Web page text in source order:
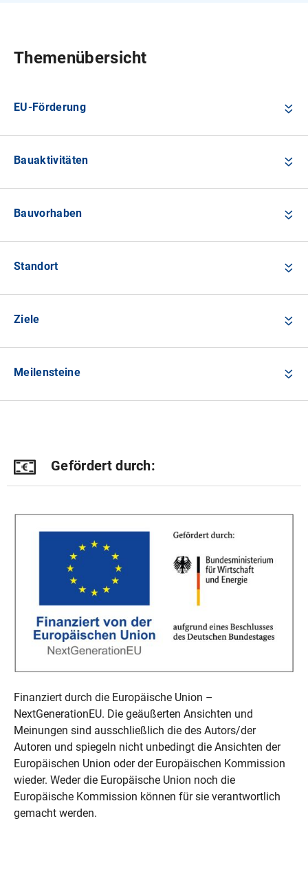
Themenübersicht
EU-Förderung
Bauaktivitäten
Bauvorhaben
Standort
Ziele
Meilensteine
Gefördert durch:
Finanziert durch die Europäische Union –
NextGenerationEU. Die geäußerten Ansichten und
Meinungen sind ausschließlich die des Autors/der
Autoren und spiegeln nicht unbedingt die Ansichten der
Europäischen Union oder der Europäischen Kommission
wieder. Weder die Europäische Union noch die
Europäische Kommission können für sie verantwortlich
gemacht werden.